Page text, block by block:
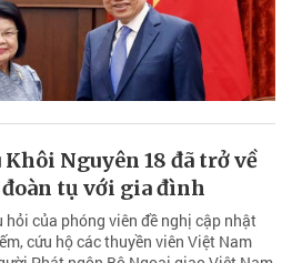
Nguyên 18 đã trở về
tụ với gia đình
của phóng viên đề nghị cập nhật
cứu hộ các thuyền viên Việt Nam